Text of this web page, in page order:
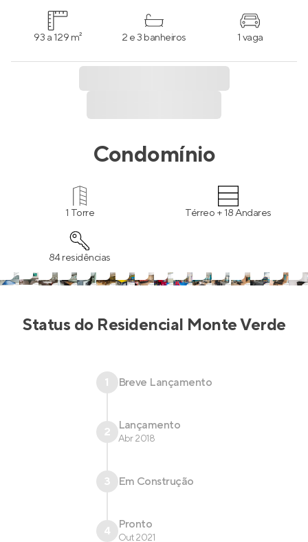
93 a 129 m² 2 e 3 banheiros 1 vaga
Condomínio
1 Torre Térreo + 18 Andares
84 residências
Status do Residencial Monte Verde
1 Breve Lançamento
2 Lançamento
Abr 2018
3 Em Construção
4 Pronto
Out 2021